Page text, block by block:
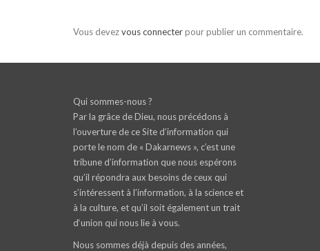
Vous devezvous connecterpour publier un commentaire.
Qui sommes-nous ?
Par la grâce de Dieu, nous précédons à
l’ouverture de ce Site d’information qui
porte le nom de « Dakarnews », c’est une
tribune d’information que nous espérons
qu’il répondra aux besoins de ceux qui
s’intéressent à l’information, à la science et
à la culture, et qu’il soit également un trait
d‘union qui nous lie à vous.
Nous sommes déjà depuis des années,